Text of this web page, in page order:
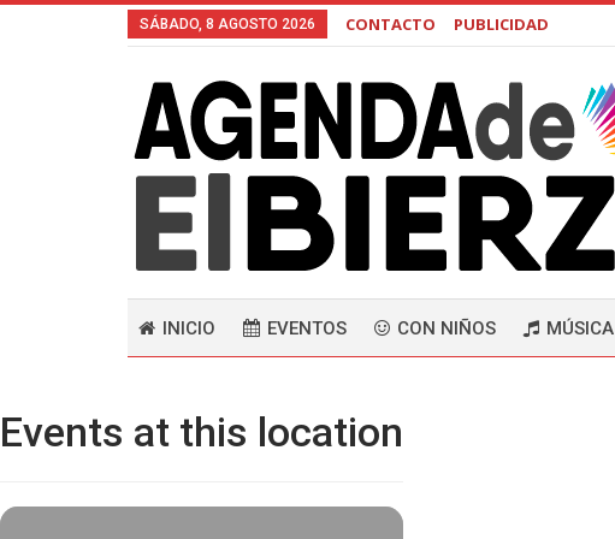
SÁBADO, 8 AGOSTO 2026 CONTACTO PUBLICIDAD
INICIO EVENTOS CON NIÑOS MÚSICA
Events at this location